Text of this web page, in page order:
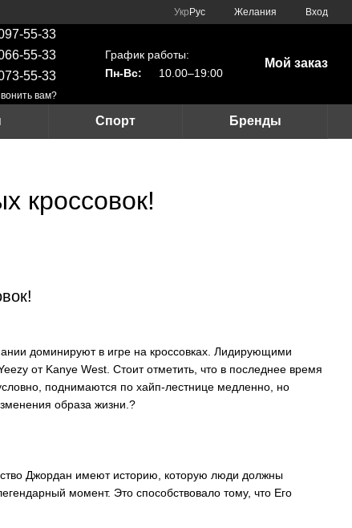
Укр Рус Желания Вход
55-33
55-33
55-33
вам?
График работы:
Пн-Вс:
10.00–19:00
Мой заказ
Спорт Бренды
кроссовок!
доминируют в игре на кроссовках. Лидирующими
от Kanye West. Стоит отметить, что в последнее время
поднимаются по хайп-лестнице медленно, но
образа жизни.?
Джордан имеют историю, которую люди должны
момент. Это способствовало тому, что Его